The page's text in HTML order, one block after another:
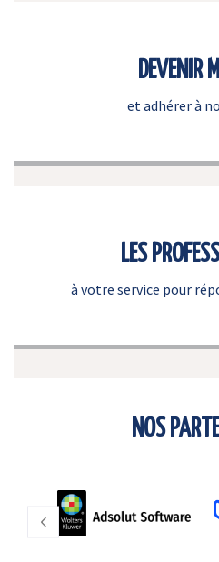
DEVENIR
et adhérer à
LES
à votre service pour
NOS